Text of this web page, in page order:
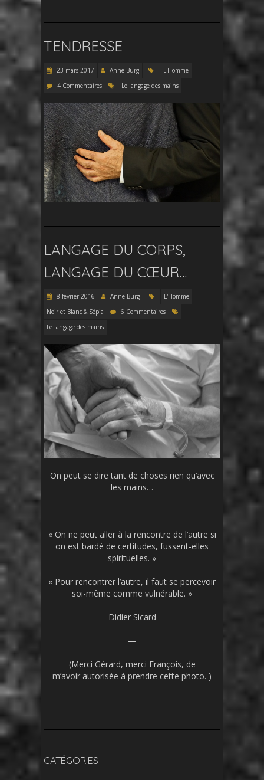
TENDRESSE
23 mars 2017 Anne Burg
L'Homme
4 Commentaires
Le langage des mains
LANGAGE DU CORPS,
LANGAGE DU CŒUR…
8 février 2016 Anne Burg
L'Homme
Noir et Blanc & Sépia
6 Commentaires
Le langage des mains
On peut se dire tant de choses rien qu’avec
les mains…
—
« On ne peut aller à la rencontre de l’autre si
on est bardé de certitudes, fussent-elles
spirituelles. »
« Pour rencontrer l’autre, il faut se percevoir
soi-même comme vulnérable. »
Didier Sicard
—
(Merci Gérard, merci François, de
m’avoir autorisée à prendre cette photo. )
CATÉGORIES